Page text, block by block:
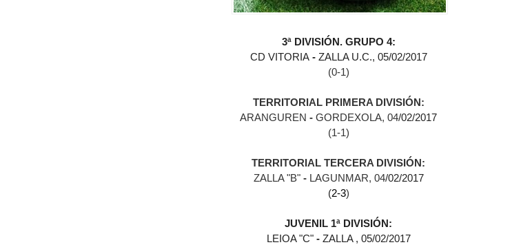
3ª DIVISIÓN. GRUPO 4:
CD VITORIA-ZALLA U.C., 05/02/2017
(0-1)
TERRITORIAL PRIMERA DIVISIÓN:
ARANGUREN-GORDEXOLA, 04/02/2017
(1-1)
TERRITORIAL TERCERA DIVISIÓN:
ZALLA "B"- LAGUNMAR, 04/02/2017
(2-3)
JUVENIL 1ª DIVISIÓN:
LEIOA "C"- ZALLA , 05/02/2017